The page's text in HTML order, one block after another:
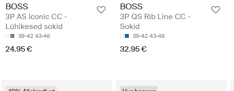
BOSS
3P AS Iconic CC -
Lühikesed sokid
39-42 43-46
24.95 €
BOSS
3P QS Rib Line CC -
Sokid
39-42 43-46
32.95 €